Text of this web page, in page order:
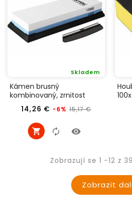
Kámen brusný
kombinovaný, zrnitost
P400 a P1000, EXTOL
PREMIUM 8855401
14,26 € Běžná
-6% 15,17 €
Skladem
Cena
Zobrazují se 1 -12 z
Zobrazit